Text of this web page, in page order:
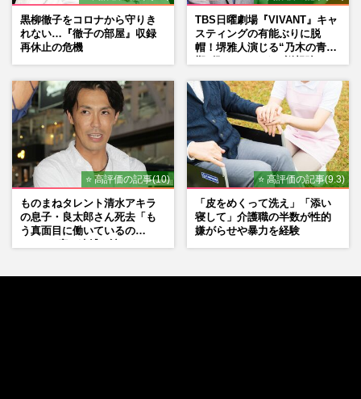
黒柳徹子をコロナから守りき
れない…『徹子の部屋』収録
再休止の危機
TBS日曜劇場『VIVANT』キャ
スティングの有能ぶりに脱
帽！堺雅人演じる“乃木の青年
マン長男・櫻井海音だった
⭐ 高評価の記事(10)
ものまねタレント清水アキラ
の息子・良太郎さん死去「も
う真面目に働いているの
⭐ 高評価の記事(9.3)
「皮をめくって洗え」「添い
寝して」介護職の半数が性的
嫌がらせや暴力を経験